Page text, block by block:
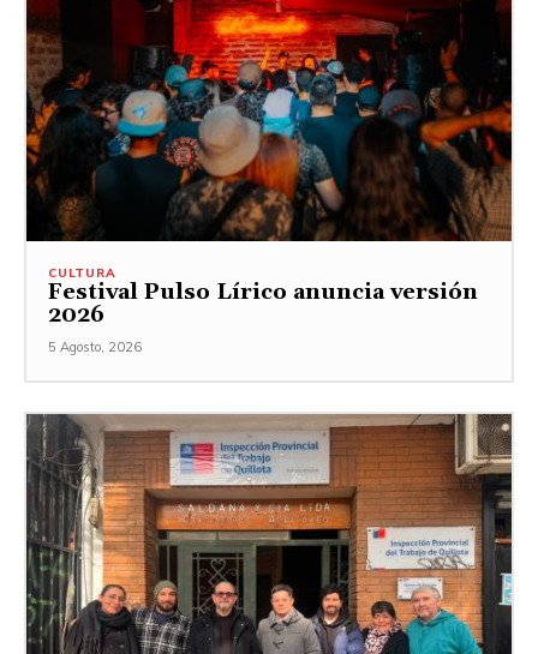
CULTURA
Festival Pulso Lírico anuncia versión
2026
5 Agosto, 2026